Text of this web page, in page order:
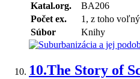
Katal.org.
BA206
Počet ex.
1, z toho
Súbor
Knihy
10.The Story of